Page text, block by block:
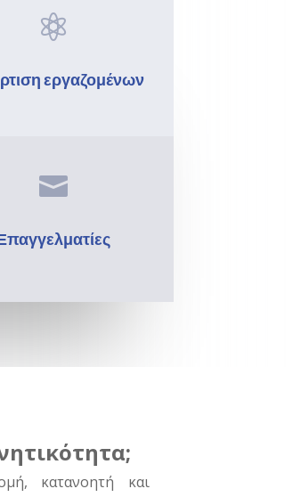

εργαζομένων

κατανοητή και